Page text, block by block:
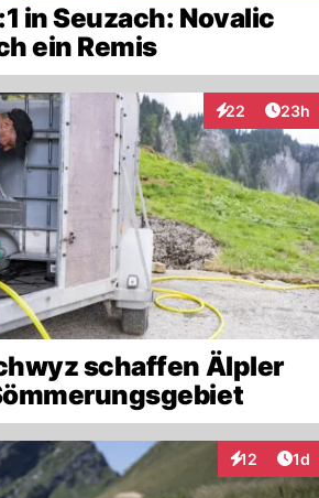
in Seuzach: Novalic
ein Remis
22
Interaktionen
23h
schaffen Älpler
12 1d